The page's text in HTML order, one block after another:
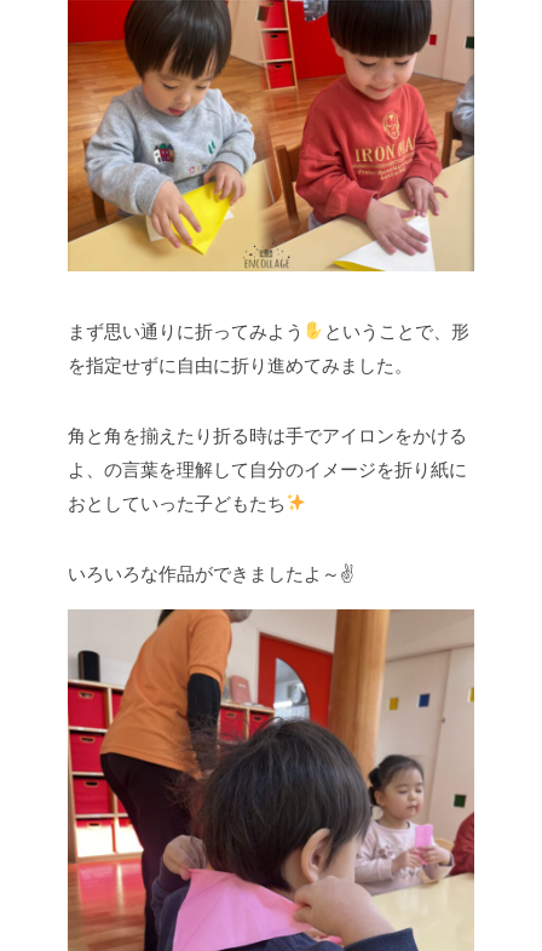
まず思い通りに折ってみよう
ということで、形
を指定せずに自由に折り進めてみました。
角と角を揃えたり折る時は手でアイロンをかける
よ、の言葉を理解して自分のイメージを折り紙に
おとしていった子どもたち
いろいろな作品ができましたよ～✌